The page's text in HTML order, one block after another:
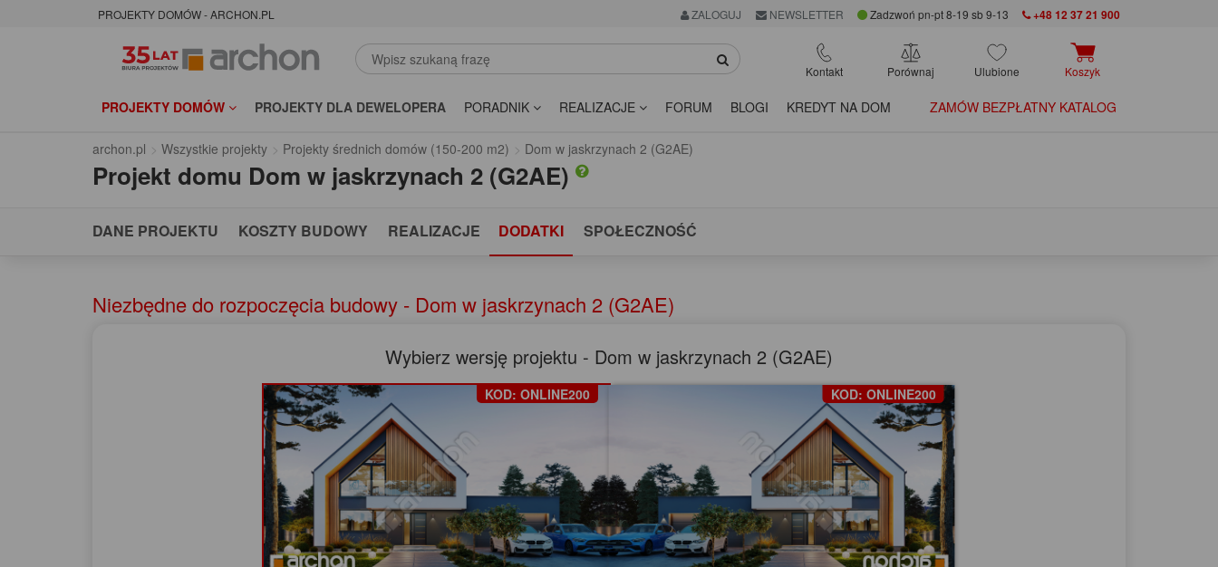
PROJEKTY DOMÓW - ARCHON.PL ZALOGUJ NEWSLETTER Zadzwoń pn-pt 8-19 sb 9-13 +48 12 37 21 900
Kontakt Porównaj Ulubione Koszyk
PROJEKTY DOMÓW PROJEKTY DLA DEWELOPERA PORADNIK REALIZACJE FORUM BLOGI KREDYT NA DOM ZAMÓW BEZPŁATNY KATALOG
archon.pl Wszystkie projekty Projekty średnich domów (150-200 m2) Dom w jaskrzynach 2 (G2AE)
Projekt domu Dom w jaskrzynach 2 (G2AE)
DANE PROJEKTU KOSZTY BUDOWY REALIZACJE DODATKI SPOŁECZNOŚĆ
Niezbędne do rozpoczęcia budowy - Dom w jaskrzynach 2 (G2AE)
Wybierz wersję projektu - Dom w jaskrzynach 2 (G2AE)
KOD: ONLINE200 KOD: ONLINE200